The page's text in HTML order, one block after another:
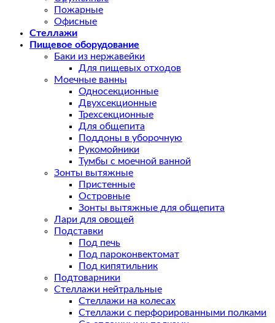
Пожарные
Офисные
Стеллажи
Пищевое оборудование
Баки из нержавейки
Для пищевых отходов
Моечные ванны
Односекционные
Двухсекционные
Трехсекционные
Для общепита
Поддоны в уборочную
Рукомойники
Тумбы с моечной ванной
Зонты вытяжные
Пристенные
Островные
Зонты вытяжные для общепита
Лари для овощей
Подставки
Под печь
Под пароконвектомат
Под кипятильник
Подтоварники
Стеллажи нейтральные
Стеллажи на колесах
Стеллажи с перфорированными полками